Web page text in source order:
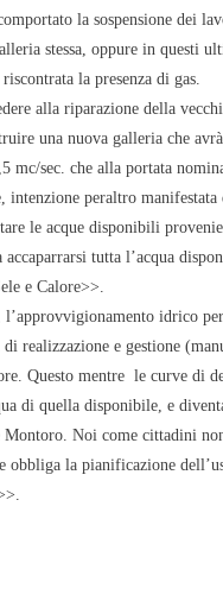
la sospensione dei
stessa, oppure in questi
la presenza di gas.
alla riparazione della
una nuova galleria che
mc/sec. che alla portata
peraltro
le acque disponibili
tutta l’acqua
e Calore>>.
idrico
realizzazione e gestione
Questo mentre le curve di
di quella disponibile, e
Noi come cittadini
la pianificazione